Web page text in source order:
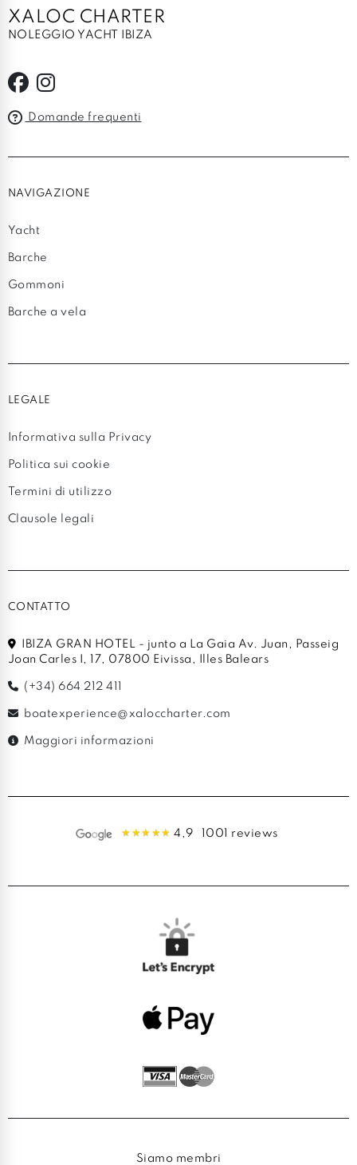
XALOC CHARTER
NOLEGGIO YACHT IBIZA
Domande frequenti
NAVIGAZIONE
Yacht
Barche
Gommoni
Barche a vela
LEGALE
Informativa sulla Privacy
Politica sui cookie
Termini di utilizzo
Clausole legali
CONTATTO
IBIZA GRAN HOTEL - junto a La Gaia Av. Juan, Passeig
Joan Carles I, 17, 07800 Eivissa, Illes Balears
(+34) 664 212 411
boatexperience@xaloccharter.com
Maggiori informazioni
4,9 1001 reviews
Siamo membri